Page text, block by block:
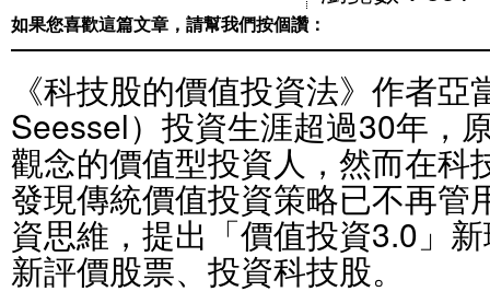
如果您喜歡這篇文章，請幫我們按個讚：
《科技股的價值投資法》作者
Seessel）投資生涯超過30年，
觀念的價值型投資人，然而在科
發現傳統價值投資策略已不再管
資思維，提出「價值投資3.0」
新評價股票、投資科技股。